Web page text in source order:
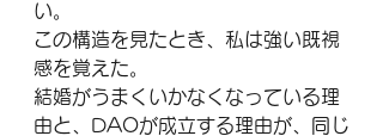
い。
この構造を見たとき、私は強い既視
感を覚えた。
結婚がうまくいかなくなっている理
由と、DAOが成立する理由が、同じ